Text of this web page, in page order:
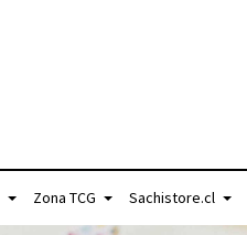
Zona TCG Sachistore.cl